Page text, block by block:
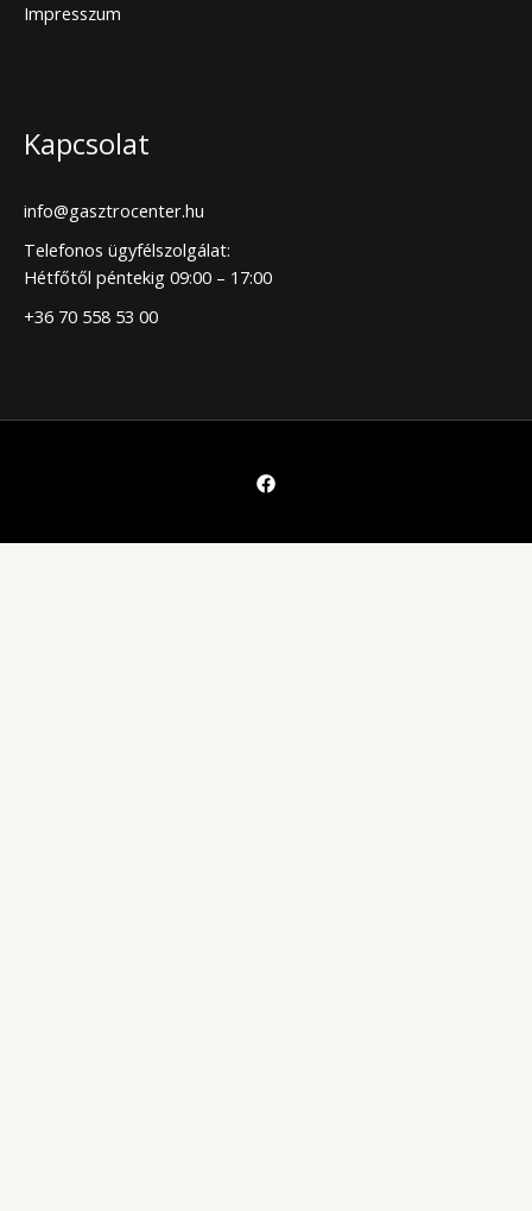
Impresszum
Kapcsolat
info@gasztrocenter.hu
Telefonos ügyfélszolgálat:
Hétfőtől péntekig 09:00 – 17:00
+36 70 558 53 00